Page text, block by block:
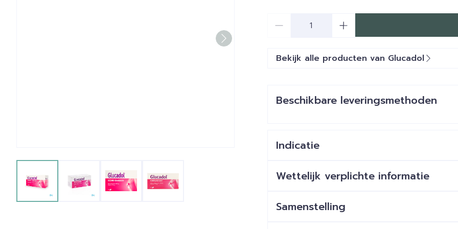
Bekijk alle producten van Glucadol
Beschikbare leveringsmethoden
Indicatie
Vitamine C draagt bij tot de vorming van
gewrichtskraakbeen.
oxidatieve stress.
Wettelijk verplichte informatie
Samenstelling